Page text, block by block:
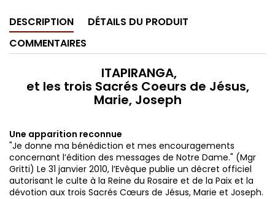
DESCRIPTION
DÉTAILS DU PRODUIT
COMMENTAIRES
ITAPIRANGA,
et les trois Sacrés Coeurs de Jésus,
Marie, Joseph
Une apparition reconnue
"Je donne ma bénédiction et mes encouragements
concernant l’édition des messages de Notre Dame." (Mgr
Gritti) Le 31 janvier 2010, l’Evêque publie un décret officiel
autorisant le culte à la Reine du Rosaire et de la Paix et la
dévotion aux trois Sacrés Cœurs de Jésus, Marie et Joseph.